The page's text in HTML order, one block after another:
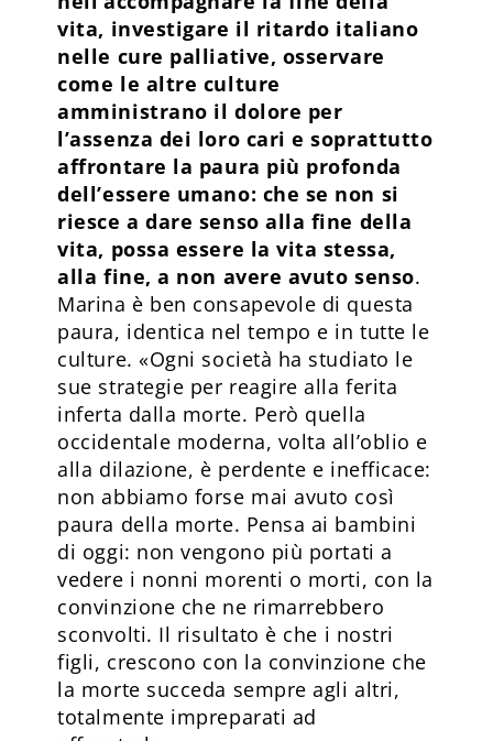
vita, investigare il ritardo italiano
nelle cure palliative, osservare
come le altre culture
amministrano il dolore per
l’assenza dei loro cari e soprattutto
affrontare la paura più profonda
dell’essere umano: che se non si
riesce a dare senso alla fine della
vita, possa essere la vita stessa,
alla fine, a non avere avuto senso.
Marina è ben consapevole di questa
paura, identica nel tempo e in tutte le
culture. «Ogni società ha studiato le
sue strategie per reagire alla ferita
inferta dalla morte. Però quella
occidentale moderna, volta all’oblio e
alla dilazione, è perdente e inefficace:
non abbiamo forse mai avuto così
paura della morte. Pensa ai bambini
di oggi: non vengono più portati a
vedere i nonni morenti o morti, con la
convinzione che ne rimarrebbero
sconvolti. Il risultato è che i nostri
figli, crescono con la convinzione che
la morte succeda sempre agli altri,
totalmente impreparati ad